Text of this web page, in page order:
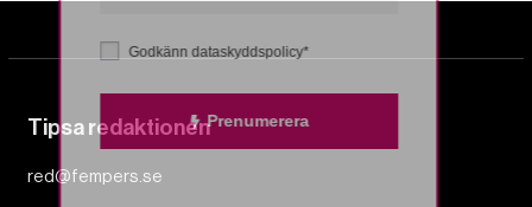
Tipsa redaktionen
red@fempers.se
Godkänn dataskyddspolicy*
Prenumerera